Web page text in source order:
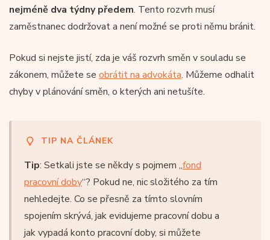
nejméně dva týdny předem. Tento rozvrh musí
zaměstnanec dodržovat a není možné se proti němu bránit.
Pokud si nejste jistí, zda je váš rozvrh směn v souladu se
zákonem, můžete se obrátit na advokáta. Můžeme odhalit
chyby v plánování směn, o kterých ani netušíte.
TIP NA ČLÁNEK
Tip: Setkali jste se někdy s pojmem „fond
pracovní doby“? Pokud ne, nic složitého za tím
nehledejte. Co se přesně za tímto slovním
spojením skrývá, jak evidujeme pracovní dobu a
jak vypadá konto pracovní doby, si můžete